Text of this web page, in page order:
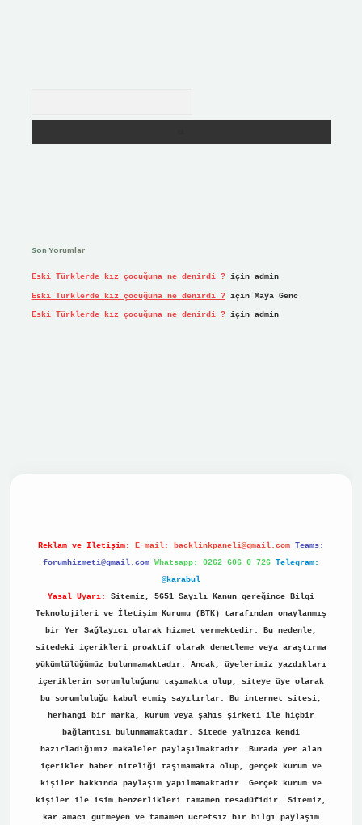
Son Yorumlar
Eski Türklerde kız çocuğuna ne denirdi ?için admin
Eski Türklerde kız çocuğuna ne denirdi ?için Maya Genc
Eski Türklerde kız çocuğuna ne denirdi ?için admin
Reklam ve İletişim: E-mail: backlinkpaneli@gmail.com Teams:
forumhizmeti@gmail.com Whatsapp: 0262 606 0 726 Telegram:
@karabul
Yasal Uyarı:
Sitemiz, 5651 Sayılı Kanun gereğince Bilgi
Teknolojileri ve İletişim Kurumu (BTK) tarafından onaylanmış
bir Yer Sağlayıcı olarak hizmet vermektedir. Bu nedenle,
sitedeki içerikleri proaktif olarak denetleme veya araştırma
yükümlülüğümüz bulunmamaktadır. Ancak, üyelerimiz yazdıkları
içeriklerin sorumluluğunu taşımakta olup, siteye üye olarak
bu sorumluluğu kabul etmiş sayılırlar. Bu internet sitesi,
herhangi bir marka, kurum veya şahıs şirketi ile hiçbir
bağlantısı bulunmamaktadır. Sitede yalnızca kendi
hazırladığımız makaleler paylaşılmaktadır. Burada yer alan
içerikler haber niteliği taşımamakta olup, gerçek kurum ve
kişiler hakkında paylaşım yapılmamaktadır. Gerçek kurum ve
kişiler ile isim benzerlikleri tamamen tesadüfidir. Sitemiz,
kar amacı gütmeyen ve tamamen ücretsiz bir bilgi paylaşım